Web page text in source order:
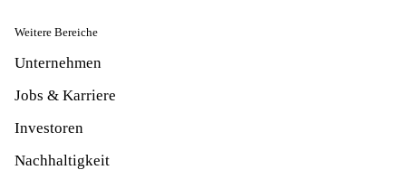
Weitere Bereiche
Unternehmen
Jobs & Karriere
Investoren
Nachhaltigkeit